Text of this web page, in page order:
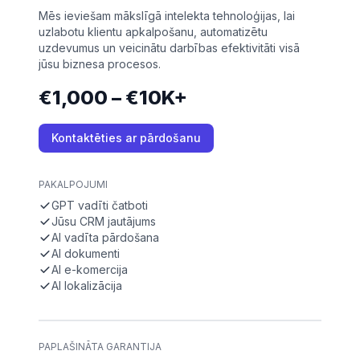
Mēs ieviešam mākslīgā intelekta tehnoloģijas, lai
uzlabotu klientu apkalpošanu, automatizētu
uzdevumus un veicinātu darbības efektivitāti visā
jūsu biznesa procesos.
€1,000 – €10K+
Kontaktēties ar pārdošanu
PAKALPOJUMI
GPT vadīti čatboti
Jūsu CRM jautājums
AI vadīta pārdošana
AI dokumenti
AI e-komercija
AI lokalizācija
PAPLAŠINĀTA GARANTIJA